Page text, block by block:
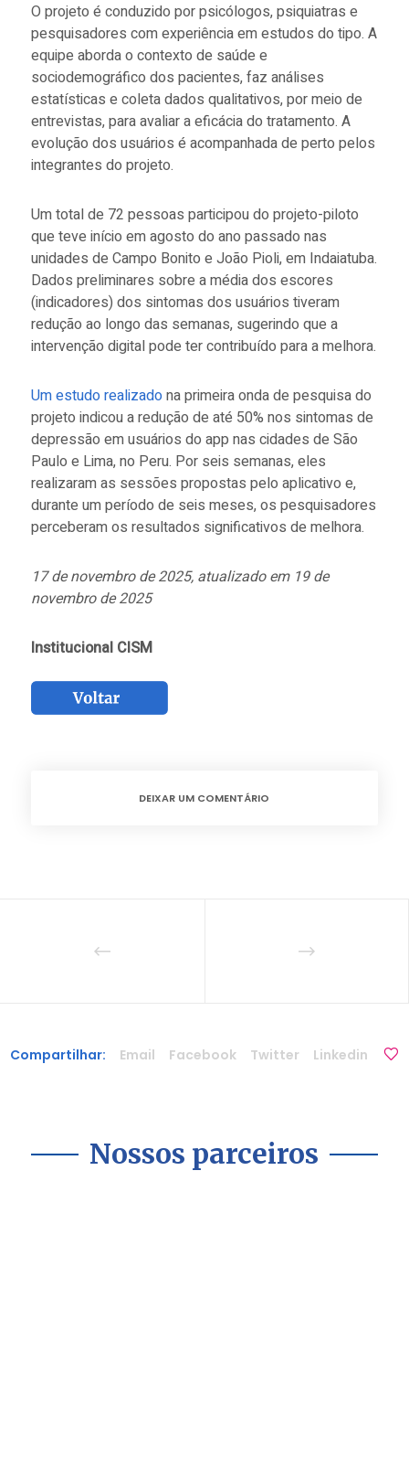
O projeto é conduzido por psicólogos, psiquiatras e
pesquisadores com experiência em estudos do tipo. A
equipe aborda o contexto de saúde e
sociodemográfico dos pacientes, faz análises
estatísticas e coleta dados qualitativos, por meio de
entrevistas, para avaliar a eficácia do tratamento. A
evolução dos usuários é acompanhada de perto pelos
integrantes do projeto.
Um total de 72 pessoas participou do projeto-piloto
que teve início em agosto do ano passado nas
unidades de Campo Bonito e João Pioli, em Indaiatuba.
Dados preliminares sobre a média dos escores
(indicadores) dos sintomas dos usuários tiveram
redução ao longo das semanas, sugerindo que a
intervenção digital pode ter contribuído para a melhora.
Um estudo realizadona primeira onda de pesquisa do
projeto indicou a redução de até 50% nos sintomas de
depressão em usuários do app nas cidades de São
Paulo e Lima, no Peru. Por seis semanas, eles
realizaram as sessões propostas pelo aplicativo e,
durante um período de seis meses, os pesquisadores
perceberam os resultados significativos de melhora.
17 de novembro de 2025, atualizado em 19 de
novembro de 2025
Institucional CISM
DEIXAR UM COMENTÁRIO
Compartilhar: Email Facebook Twitter Linkedin
Nossos parceiros